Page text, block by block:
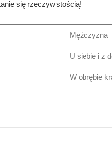
się rzeczywistością!
Mężczyzna
U siebie i z
W obrębie